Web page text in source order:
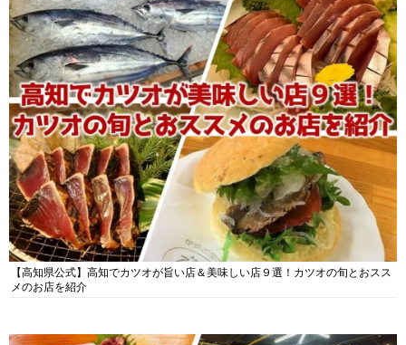
【高知県公式】高知でカツオが旨い店＆美味しい店９選！カツオの旬とおスス
メのお店を紹介